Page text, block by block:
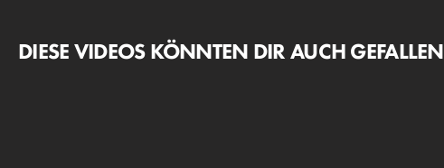
DIESE VIDEOS KÖNNTEN DIR AUCH GEFALLEN